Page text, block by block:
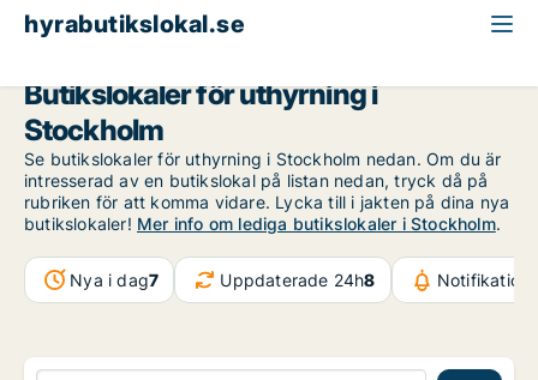
hyrabutikslokal.se
Butikslokaler för uthyrning i
Stockholm
Se butikslokaler för uthyrning i Stockholm nedan. Om du är
intresserad av en butikslokal på listan nedan, tryck då på
rubriken för att komma vidare. Lycka till i jakten på dina nya
butikslokaler! Mer info om lediga butikslokaler i Stockholm.
Nya i dag7 Uppdaterade 24h8